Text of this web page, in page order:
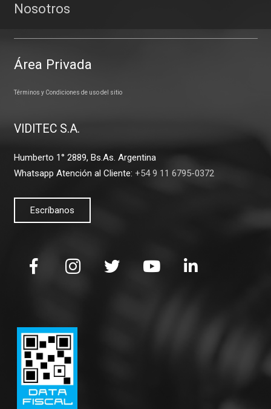
Nosotros
Área Privada
Términos y Condiciones de uso del sitio
VIDITEC S.A.
Humberto 1° 2889, Bs.As. Argentina
Whatsapp Atención al Cliente: +54 9 11 6795-0372
Escríbanos